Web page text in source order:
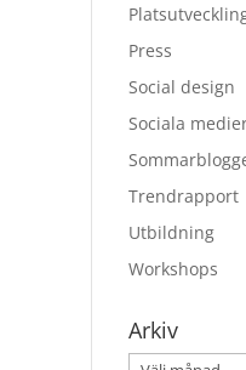
Press
Social design
Sociala
Trendrapport
Utbildning
Workshops
Arkiv